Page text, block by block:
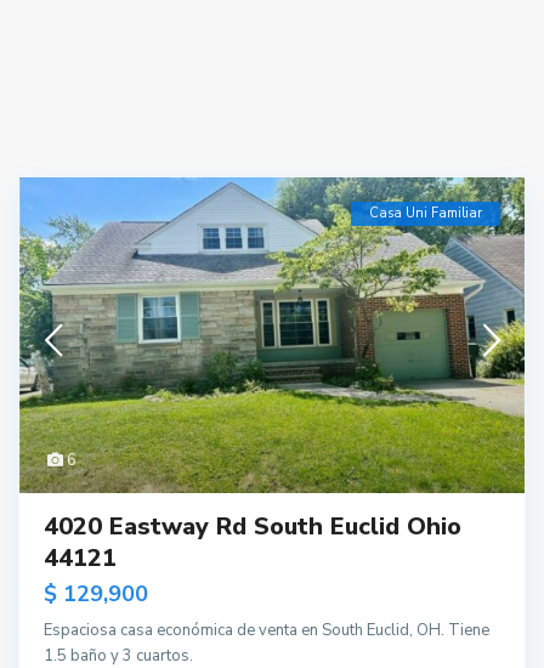
6
Casa Uni Familiar
4020 Eastway Rd South Euclid Ohio
44121
$ 129,900
Espaciosa casa económica de venta en South Euclid, OH. Tiene
1.5 baño y 3 cuartos.